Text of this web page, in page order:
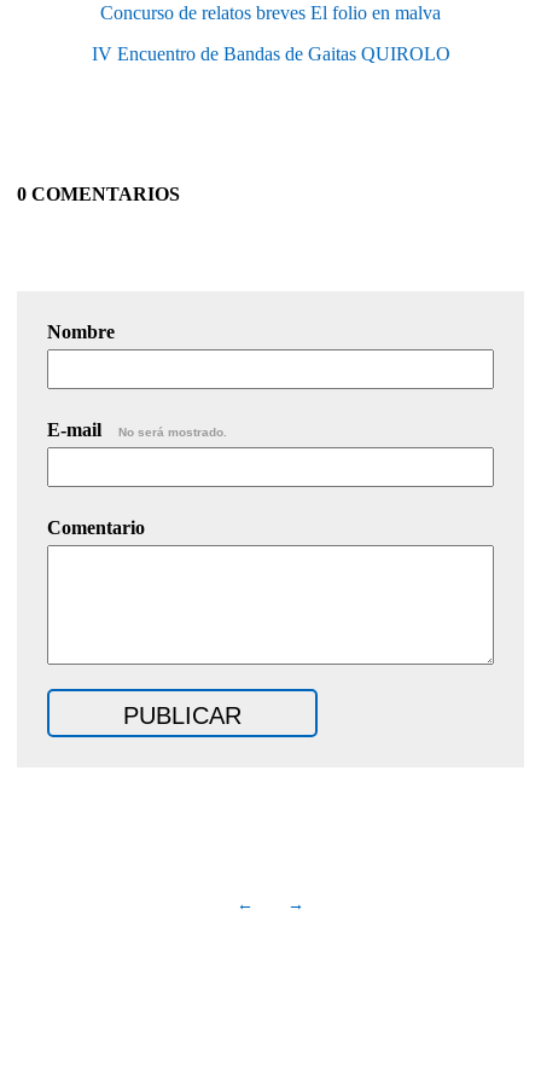
Concurso de relatos breves El folio en malva
IV Encuentro de Bandas de Gaitas QUIROLO
0 COMENTARIOS
Nombre
E-mail No será mostrado.
Comentario
← →